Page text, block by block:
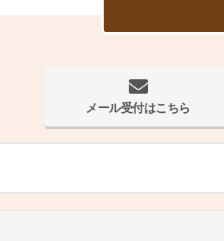
メール受付はこちら